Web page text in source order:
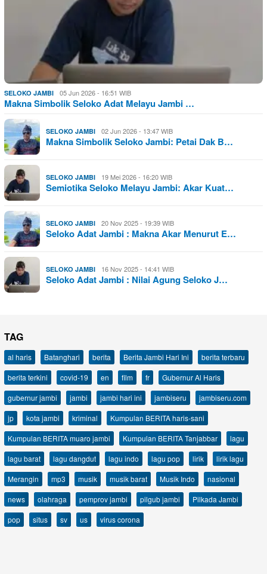
SELOKO JAMBI 05 Jun 2026 - 16:51 WIB
Makna Simbolik Seloko Adat Melayu Jambi …
SELOKO JAMBI 02 Jun 2026 - 13:47 WIB
Makna Simbolik Seloko Jambi: Petai Dak B…
SELOKO JAMBI 19 Mei 2026 - 16:20 WIB
Semiotika Seloko Melayu Jambi: Akar Kuat…
SELOKO JAMBI 20 Nov 2025 - 19:39 WIB
Seloko Adat Jambi : Makna Akar Menurut E…
SELOKO JAMBI 16 Nov 2025 - 14:41 WIB
Seloko Adat Jambi : Nilai Agung Seloko J…
TAG
al haris Batanghari berita Berita Jambi Hari Ini
berita terbaru
berita terkini
covid-19 en film fr
Gubernur Al Haris
gubernur jambi
jambi jambi hari ini jambiseru
jambiseru.com
jp
kota jambi kriminal
Kumpulan BERITA haris-sani
Kumpulan BERITA muaro jambi
Kumpulan BERITA Tanjabbar
lagu
lagu barat
lagu dangdut lagu indo lagu pop lirik
lirik lagu
Merangin
mp3 musik musik barat Musik Indo
nasional
news
olahraga pemprov jambi pilgub jambi
Pilkada Jambi
pop
situs sv us virus corona